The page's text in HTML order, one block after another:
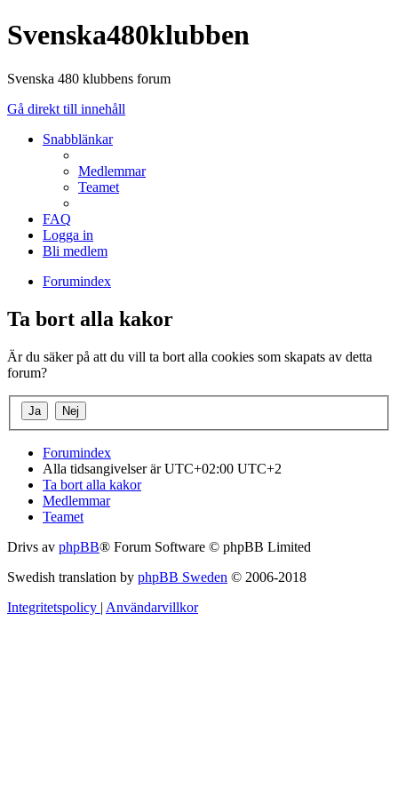
Svenska480klubben
Svenska 480 klubbens forum
Gå direkt till innehåll
Snabblänkar
Medlemmar
Teamet
FAQ
Logga in
Bli medlem
Forumindex
Ta bort alla kakor
Är du säker på att du vill ta bort alla cookies som skapats av detta
forum?
Forumindex
Alla tidsangivelser är UTC+02:00 UTC+2
Ta bort alla kakor
Medlemmar
Teamet
Drivs av phpBB® Forum Software © phpBB Limited
Swedish translation by phpBB Sweden © 2006-2018
Integritetspolicy | Användarvillkor